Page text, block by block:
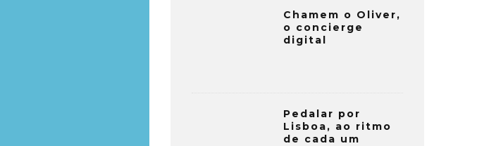
Chamem o Oliver,
o concierge
digital
Pedalar por
Lisboa, ao ritmo
de cada um